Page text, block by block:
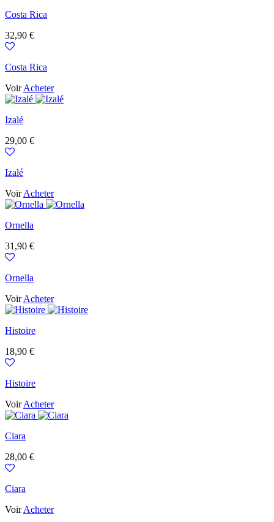
Costa Rica
Prix
32,90 €
Costa Rica
VoirAcheter
Izalé
Prix
29,00 €
Izalé
VoirAcheter
Ornella
Prix
31,90 €
Ornella
VoirAcheter
Histoire
Prix
18,90 €
Histoire
VoirAcheter
Ciara
Prix
28,00 €
Ciara
VoirAcheter